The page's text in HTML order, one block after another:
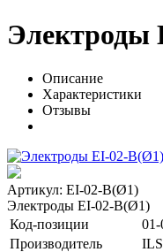
Электроды
Описание
Характеристики
Отзывы
Артикул: EI-02-B(Ø1)
Электроды EI-02-B(Ø1)
Код-позиции
01-
Производитель